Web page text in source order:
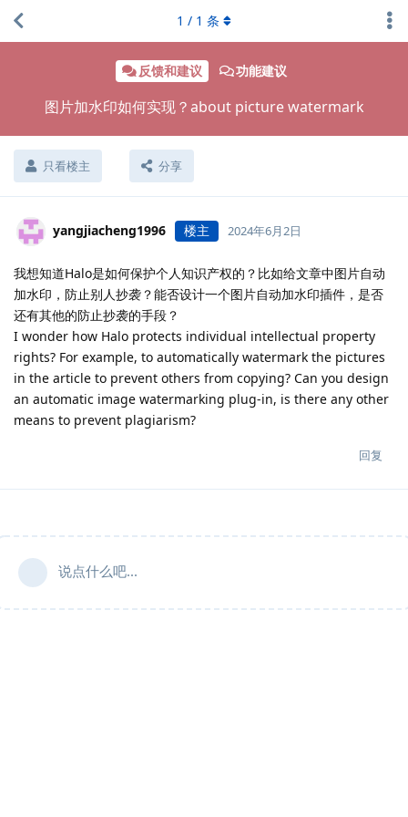
反馈和建议 功能建议
图片加水印如何实现？about picture watermark
只看楼主 分享
1 / 1 条
yangjiacheng1996 楼主 2024年6月2日
我想知道Halo是如何保护个人知识产权的？比如给文章中图片自动
加水印，防止别人抄袭？能否设计一个图片自动加水印插件，是否
还有其他的防止抄袭的手段？
I wonder how Halo protects individual intellectual property
rights? For example, to automatically watermark the pictures
in the article to prevent others from copying? Can you design
an automatic image watermarking plug-in, is there any other
means to prevent plagiarism?
回复
说点什么吧...